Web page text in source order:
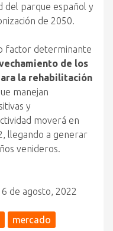
del parque español y
de 2050.
factor determinante
de los
la rehabilitación
manejan
y
moverá en
llegando a generar
venideros.
de agosto, 2022
mercado